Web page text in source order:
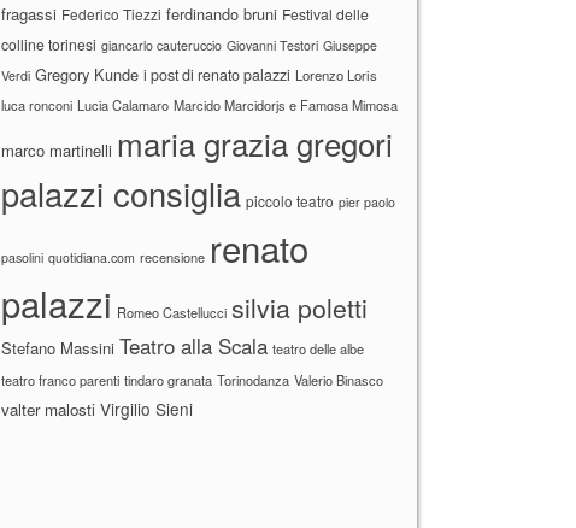
fragassi Federico Tiezzi ferdinando bruni Festival delle
colline torinesi giancarlo cauteruccio Giovanni Testori Giuseppe
Verdi Gregory Kunde i post di renato palazzi Lorenzo Loris
luca ronconi Lucia Calamaro Marcido Marcidorjs e Famosa Mimosa
marco martinelli maria grazia gregori
palazzi consiglia piccolo teatro pier paolo
pasolini quotidiana.com recensione renato
palazzi Romeo Castellucci silvia poletti
Stefano Massini Teatro alla Scala teatro delle albe
teatro franco parenti tindaro granata Torinodanza Valerio Binasco
valter malosti Virgilio Sieni